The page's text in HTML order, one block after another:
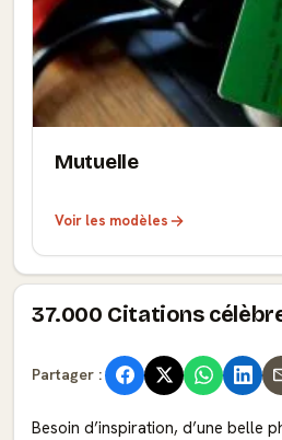
Mutuelle
Voir les modèles
37.000 Citations
Partager :
Besoin d’inspiration, d’une belle